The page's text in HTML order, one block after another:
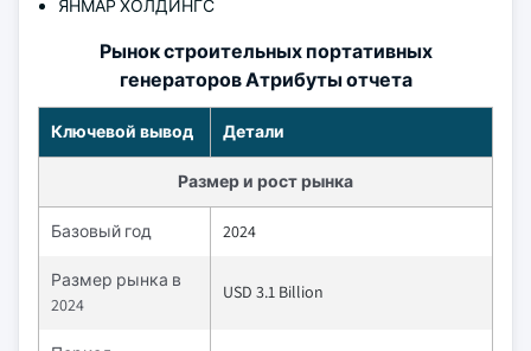
ЯНМАР ХОЛДИНГС
Рынок строительных портативных
генераторов Атрибуты отчета
Ключевой вывод Детали
Размер и рост рынка
Базовый год 2024
Размер рынка в
2024
USD 3.1 Billion